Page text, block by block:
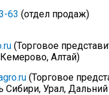
63 (отдел продаж)
(Торговое
Алтай)
(Торговое
Сибири, Урал,